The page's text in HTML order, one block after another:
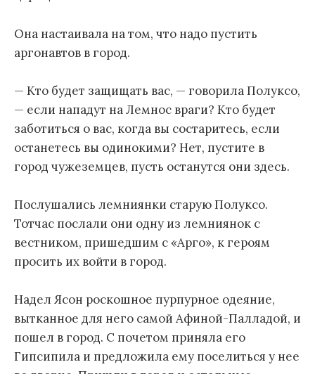
Она настаивала на том, что надо пустить
аргонавтов в город.
— Кто будет защищать вас, — говорила Полуксо,
— если нападут на Лемнос враги? Кто будет
заботиться о вас, когда вы состаритесь, если
останетесь вы одинокими? Нет, пустите в
город чужеземцев, пусть останутся они здесь.
Послушались лемниянки старую Полуксо.
Тотчас послали они одну из лемниянок с
вестником, пришедшим с «Арго», к героям
просить их войти в город.
Надел Ясон роскошное пурпурное одеяние,
вытканное для него самой Афиной-Палладой, и
пошел в город. С почетом приняла его
Гипсипила и предложила ему поселиться у нее